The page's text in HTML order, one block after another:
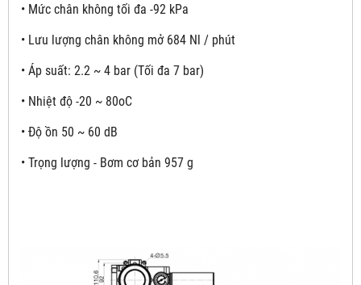
• Mức chân không tối đa -92 kPa
• Lưu lượng chân không mở 684 Nl / phút
• Áp suất: 2.2 ~ 4 bar (Tối đa 7 bar)
• Nhiệt độ -20 ~ 80oC
• Độ ồn 50 ~ 60 dB
• Trọng lượng - Bơm cơ bản 957 g